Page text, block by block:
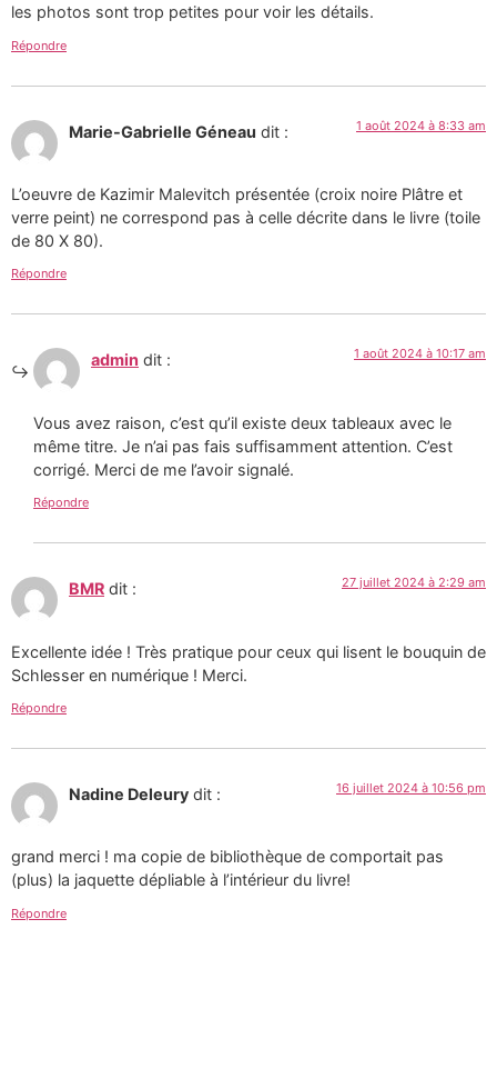
les photos sont trop petites pour voir les détails.
Répondre
Marie-Gabrielle Géneau dit : 1 août 2024 à 8:33 am
L’oeuvre de Kazimir Malevitch présentée (croix noire Plâtre et
verre peint) ne correspond pas à celle décrite dans le livre (toile
de 80 X 80).
Répondre
admin dit : 1 août 2024 à 10:17 am
Vous avez raison, c’est qu’il existe deux tableaux avec le
même titre. Je n’ai pas fais suffisamment attention. C’est
corrigé. Merci de me l’avoir signalé.
Répondre
BMR dit : 27 juillet 2024 à 2:29 am
Excellente idée ! Très pratique pour ceux qui lisent le bouquin de
Schlesser en numérique ! Merci.
Répondre
Nadine Deleury dit : 16 juillet 2024 à 10:56 pm
grand merci ! ma copie de bibliothèque de comportait pas
(plus) la jaquette dépliable à l’intérieur du livre!
Répondre